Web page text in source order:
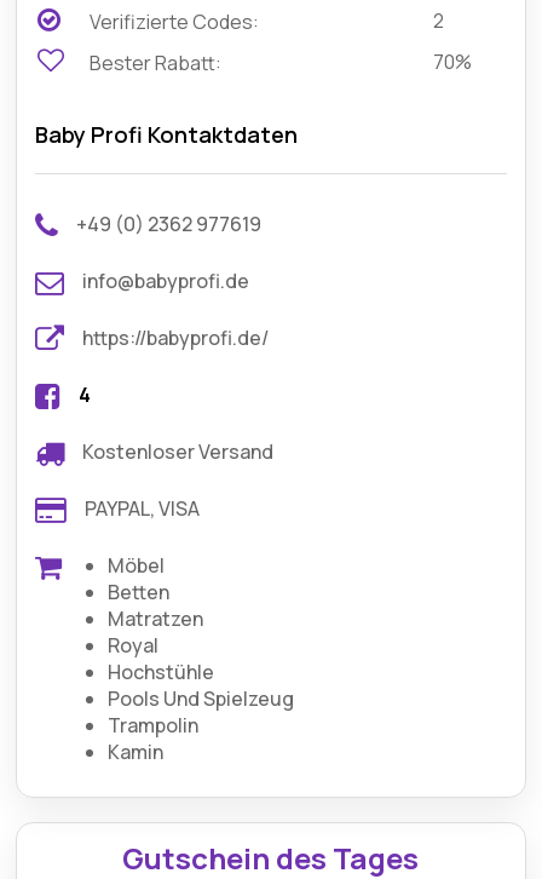
Verifizierte Codes:
2
Bester Rabatt:
70%
Baby Profi Kontaktdaten
+49 (0) 2362 977619
info@babyprofi.de
https://babyprofi.de/
4
Kostenloser Versand
PAYPAL, VISA
Möbel
Betten
Matratzen
Royal
Hochstühle
Pools Und Spielzeug
Trampolin
Kamin
Gutschein des Tages